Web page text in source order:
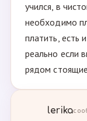
учился, в
необходимо
платить, есть
реально если
рядом
lerika